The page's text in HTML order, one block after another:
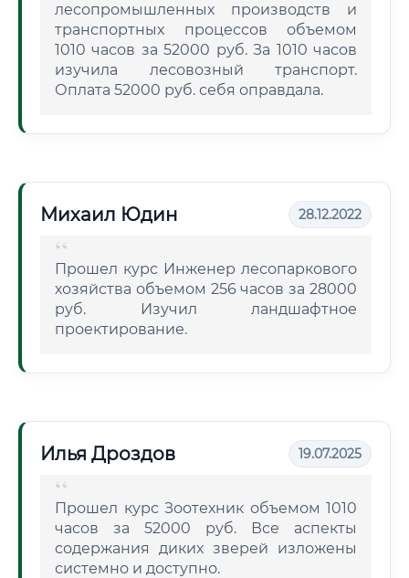
лесопромышленных производств и
транспортных процессов объемом
1010 часов за 52000 руб. За 1010 часов
изучила лесовозный транспорт.
Оплата 52000 руб. себя оправдала.
Михаил Юдин 28.12.2022
Прошел курс Инженер лесопаркового
хозяйства объемом 256 часов за 28000
руб. Изучил ландшафтное
проектирование.
Илья Дроздов 19.07.2025
Прошел курс Зоотехник объемом 1010
часов за 52000 руб. Все аспекты
содержания диких зверей изложены
системно и доступно.